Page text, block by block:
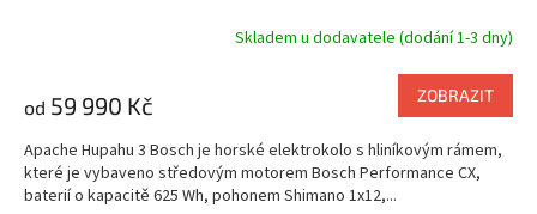
R
M
A
je
z
5
hvězdiček.
Skladem u dodavatele (dodání 1-3 dny)
od 59 990 Kč ZOBRAZIT
Apache Hupahu 3 Bosch je horské elektrokolo s hliníkovým rámem,
které je vybaveno středovým motorem Bosch Performance CX,
baterií o kapacitě 625 Wh, pohonem Shimano 1x12,...